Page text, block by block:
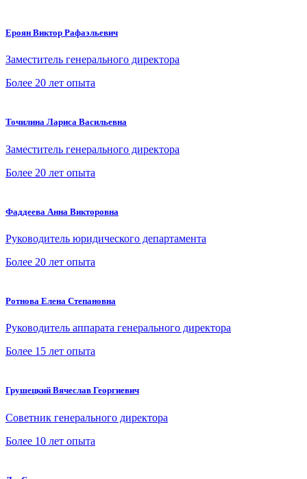
Ероян Виктор Рафаэльевич
Заместитель генерального директора
Более 20 лет опыта
Точилина Лариса Васильевна
Заместитель генерального директора
Более 20 лет опыта
Фаддеева Анна Викторовна
Руководитель юридического департамента
Более 20 лет опыта
Ротнова Елена Степановна
Руководитель аппарата генерального директора
Более 15 лет опыта
Грушецкий Вячеслав Георгиевич
Советник генерального директора
Более 10 лет опыта